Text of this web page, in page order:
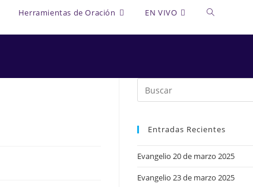
Herramientas de Oración EN VIVO Alternar
de
Entradas Recientes
Evangelio 20 de marzo 2025
Evangelio 23 de marzo 2025